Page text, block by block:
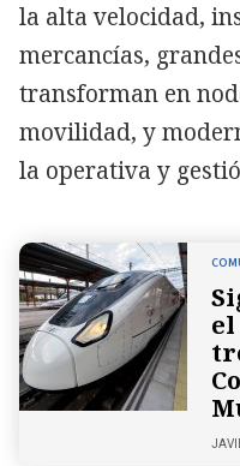
la alta velocidad,
mercancías,
transforman en
movilidad, y
la operativa y
el